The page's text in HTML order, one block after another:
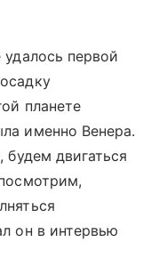
первой
планете
именно Венера.
будем двигаться
он в интервью